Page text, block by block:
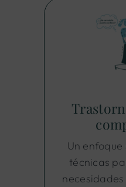
Un
técnicas